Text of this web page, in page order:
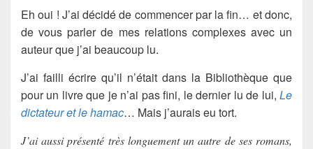
Eh oui ! J’ai décidé de commencer par la fin… et donc,
de vous parler de mes relations complexes avec un
auteur que j’ai beaucoup lu.
J’ai failli écrire qu’il n’était dans la Bibliothèque que
pour un livre que je n’ai pas fini, le dernier lu de lui, Le
dictateur et le hamac… Mais j’aurais eu tort.
J’ai aussi présenté très longuement un autre de ses romans,